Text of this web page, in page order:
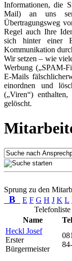
Informationen, die
Mail) an uns
Übertragungsweg
Regel auch Ihre
sich hinter einer
Kommunikation
Wir setzen – wie
Werbung („SPAM-
E-Mails
einordnen und
(„Viren“)
gelöscht.
Sprung zu den
B E F G H J K L
Name
Heckl Josef
Erster
Bürgermeister